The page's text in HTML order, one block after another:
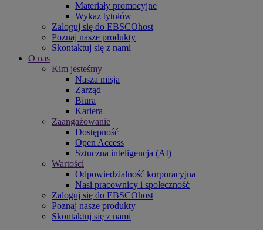
Materiały promocyjne
Wykaz tytułów
Zaloguj się do EBSCOhost
Poznaj nasze produkty
Skontaktuj się z nami
O nas
Kim jesteśmy
Nasza misja
Zarząd
Biura
Kariera
Zaangażowanie
Dostępność
Open Access
Sztuczna inteligencja (AI)
Wartości
Odpowiedzialność korporacyjna
Nasi pracownicy i społeczność
Zaloguj się do EBSCOhost
Poznaj nasze produkty
Skontaktuj się z nami